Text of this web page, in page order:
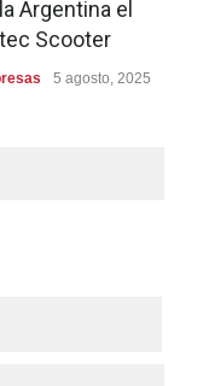
Argentina el
Scooter
5 agosto, 2025